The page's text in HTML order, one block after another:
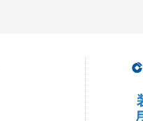
地图路线